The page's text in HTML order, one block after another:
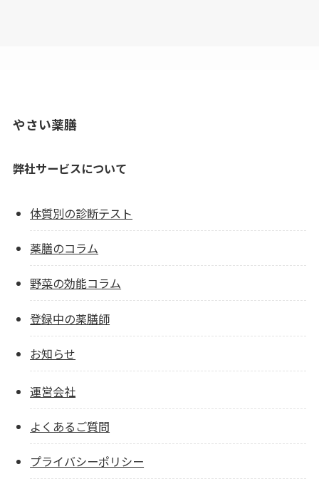
やさい薬膳
弊社サービスについて
体質別の診断テスト
薬膳のコラム
野菜の効能コラム
登録中の薬膳師
お知らせ
運営会社
よくあるご質問
プライバシーポリシー